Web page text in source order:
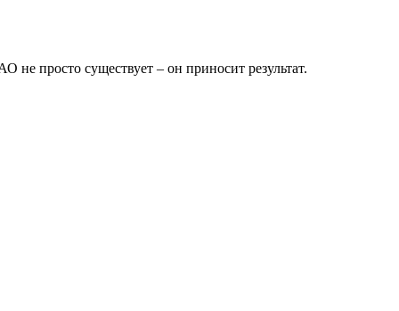
просто существует – он приносит результат.